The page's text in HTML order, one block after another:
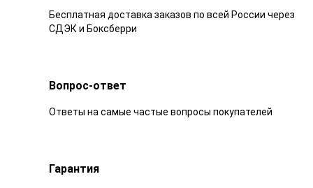
Бесплатная доставка заказов по всей России через
СДЭК и Боксберри
Вопрос-ответ
Ответы на самые частые вопросы покупателей
Гарантия